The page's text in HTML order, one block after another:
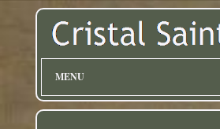
MENU